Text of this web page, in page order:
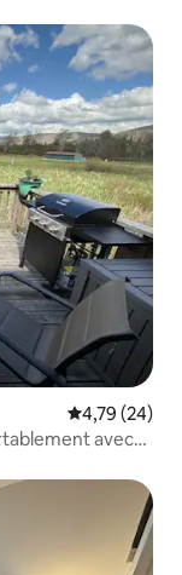
Évaluation
4,79 (24)
avec